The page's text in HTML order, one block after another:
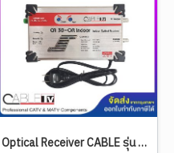
Optical Receiver CABLE รุ่น CA 30-OR Indoor (เปลี่ยนสัญญาณแสง เป็นสัญญาณ RF และมีภาคขยายในตัว)